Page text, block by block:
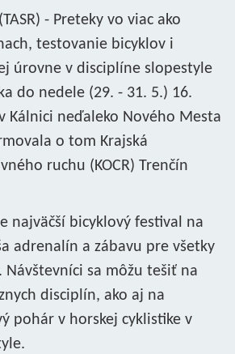
- Preteky vo viac ako
testovanie bicyklov i
úrovne v disciplíne slopestyle
do nedele (29. - 31. 5.) 16.
Kálnici neďaleko Nového Mesta
o tom Krajská
ruchu (KOCR) Trenčín
najväčší bicyklový festival na
adrenalín a zábavu pre všetky
Návštevníci sa môžu tešiť na
disciplín, ako aj na
pohár v horskej cyklistike v